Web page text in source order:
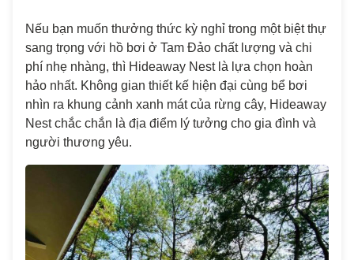
Nếu bạn muốn thưởng thức kỳ nghỉ trong một biệt thự
sang trọng với hồ bơi ở Tam Đảo chất lượng và chi
phí nhẹ nhàng, thì Hideaway Nest là lựa chọn hoàn
hảo nhất. Không gian thiết kế hiện đại cùng bể bơi
nhìn ra khung cảnh xanh mát của rừng cây, Hideaway
Nest chắc chắn là địa điểm lý tưởng cho gia đình và
người thương yêu.